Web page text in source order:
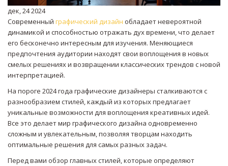
дек, 24 2024
Современный графический дизайн обладает невероятной
динамикой и способностью отражать дух времени, что делает
его бесконечно интересным для изучения. Меняющиеся
предпочтения аудитории находят свои воплощения в новых
смелых решениях и возвращении классических трендов с новой
интерпретацией.
На пороге 2024 года графические дизайнеры сталкиваются с
разнообразием стилей, каждый из которых предлагает
уникальные возможности для воплощения креативных идей.
Все это делает мир графического дизайна одновременно
сложным и увлекательным, позволяя творцам находить
оптимальные решения для самых разных задач.
Перед вами обзор главных стилей, которые определяют